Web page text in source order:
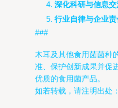
深化科研与信息交
行业自律与企业责
###
木耳及其他食用菌菌种
准、保护创新成果并促
优质的食用菌产品。
如若转载，请注明出处